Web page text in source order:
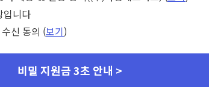
입니다
신 동의 (보기)
비밀 지원금 3초 안내 >